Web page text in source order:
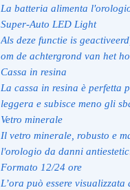
La batteria alimenta
Super-Auto LED Light
Als deze functie is
om de achtergrond van het
Cassa in resina
La cassa in resina è perfetta
leggera e subisce meno gli
Vetro minerale
Il vetro minerale, robusto e
l'orologio da danni
Formato 12/24 ore
L’ora può essere visualizzata